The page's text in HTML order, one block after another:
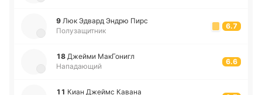
9 Люк Эдвард Эндрю Пирс
Полузащитник
6.7
18 Джейми Ма­кГо­нигл
Нападающий
6.6
11 Киан Джеймс Кавана